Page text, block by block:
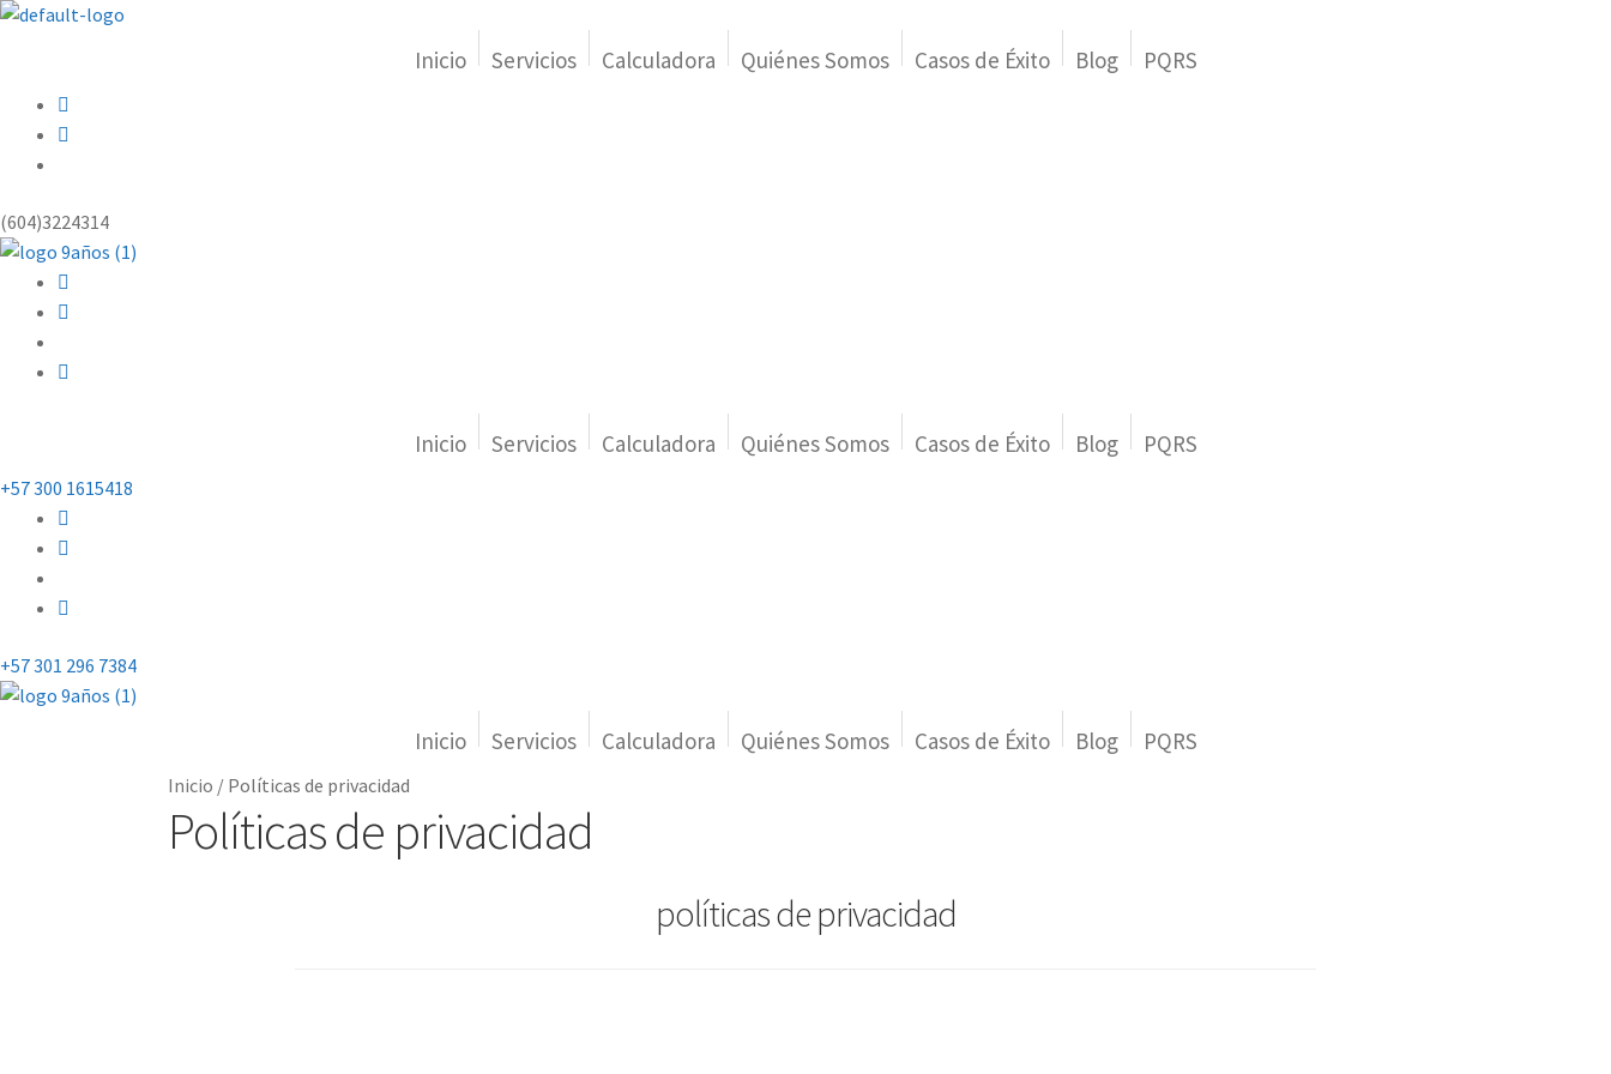
Inicio Servicios Calculadora Quiénes Somos Casos de Éxito Blog PQRS
(604)3224314
Inicio Servicios Calculadora Quiénes Somos Casos de Éxito Blog PQRS
+57 300 1615418
+57 301 296 7384
Inicio Servicios Calculadora Quiénes Somos Casos de Éxito Blog PQRS
Inicio / Políticas de privacidad
Políticas de privacidad
políticas de privacidad